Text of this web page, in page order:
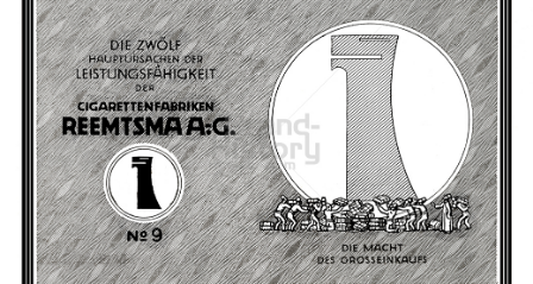
REEMTSMA A.-G. Imperial Tobacco Group 1926